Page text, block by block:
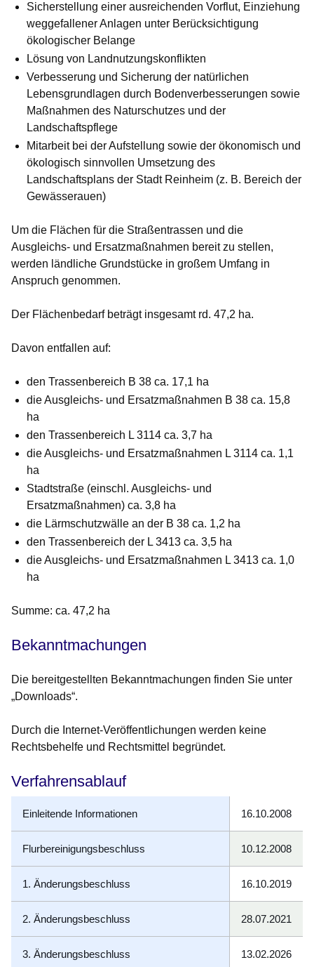
Sicherstellung einer ausreichenden Vorflut, Einziehung
weggefallener Anlagen unter Berücksichtigung
ökologischer Belange
Lösung von Landnutzungskonflikten
Verbesserung und Sicherung der natürlichen
Lebensgrundlagen durch Bodenverbesserungen sowie
Maßnahmen des Naturschutzes und der
Landschaftspflege
Mitarbeit bei der Aufstellung sowie der ökonomisch und
ökologisch sinnvollen Umsetzung des
Landschaftsplans der Stadt Reinheim (z. B. Bereich der
Gewässerauen)
Um die Flächen für die Straßentrassen und die
Ausgleichs- und Ersatzmaßnahmen bereit zu stellen,
werden ländliche Grundstücke in großem Umfang in
Anspruch genommen.
Der Flächenbedarf beträgt insgesamt rd. 47,2 ha.
Davon entfallen auf:
den Trassenbereich B 38 ca. 17,1 ha
die Ausgleichs- und Ersatzmaßnahmen B 38 ca. 15,8
ha
den Trassenbereich L 3114 ca. 3,7 ha
die Ausgleichs- und Ersatzmaßnahmen L 3114 ca. 1,1
ha
Stadtstraße (einschl. Ausgleichs- und
Ersatzmaßnahmen) ca. 3,8 ha
die Lärmschutzwälle an der B 38 ca. 1,2 ha
den Trassenbereich der L 3413 ca. 3,5 ha
die Ausgleichs- und Ersatzmaßnahmen L 3413 ca. 1,0
ha
Summe: ca. 47,2 ha
Bekanntmachungen
Die bereitgestellten Bekanntmachungen finden Sie unter
„Downloads“.
Durch die Internet-Veröffentlichungen werden keine
Rechtsbehelfe und Rechtsmittel begründet.
Verfahrensablauf
Einleitende Informationen 16.10.2008
Flurbereinigungsbeschluss 10.12.2008
1. Änderungsbeschluss 16.10.2019
2. Änderungsbeschluss 28.07.2021
3. Änderungsbeschluss 13.02.2026